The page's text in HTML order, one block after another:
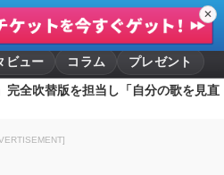
✕
ビュー コラム
プレゼント
完全吹替版を担当し「自分の歌を見直